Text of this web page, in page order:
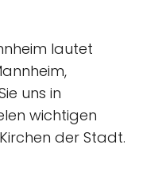
lautet
uns in
wichtigen
der Stadt.